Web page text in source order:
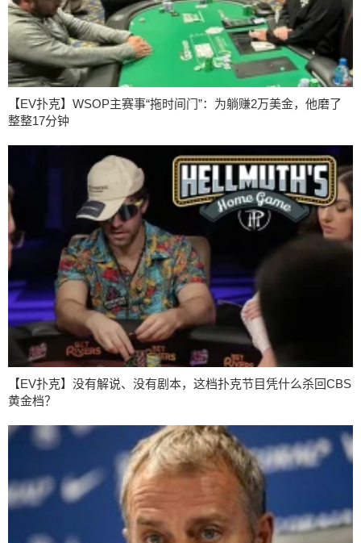
【EV扑克】WSOP主赛事“拖时间门”：为躺赚2万美金，他磨了
整整17分钟
【EV扑克】没有解说、没有剧本，这档扑克节目凭什么杀回CBS
黄金档？